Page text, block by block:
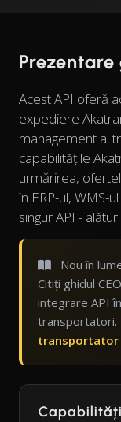
Acest API oferă
expediere
management al
capabilitățile
urmărirea,
în ERP-ul, WMS-
singur API -
Nou în
Citiți ghidul
integrare API
transportatori.
transportator
Capabilități